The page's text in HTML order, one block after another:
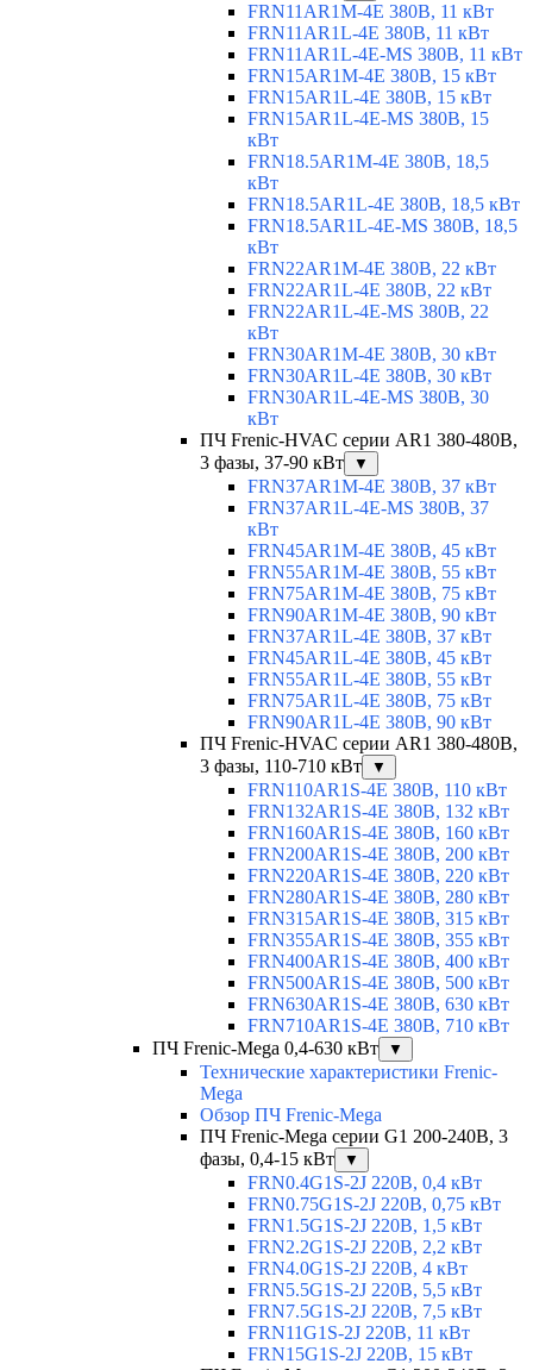
FRN11AR1M-4E 380В, 11 кВт
FRN11AR1L-4E 380В, 11 кВт
FRN11AR1L-4E-MS 380В, 11 кВт
FRN15AR1M-4E 380В, 15 кВт
FRN15AR1L-4E 380В, 15 кВт
FRN15AR1L-4E-MS 380В, 15
кВт
FRN18.5AR1M-4E 380В, 18,5
кВт
FRN18.5AR1L-4E 380В, 18,5 кВт
FRN18.5AR1L-4E-MS 380В, 18,5
кВт
FRN22AR1M-4E 380В, 22 кВт
FRN22AR1L-4E 380В, 22 кВт
FRN22AR1L-4E-MS 380В, 22
кВт
FRN30AR1M-4E 380В, 30 кВт
FRN30AR1L-4E 380В, 30 кВт
FRN30AR1L-4E-MS 380В, 30
кВт
ПЧ Frenic-HVAC серии AR1 380-480В,
3 фазы, 37-90 кВт
▼
FRN37AR1M-4E 380В, 37 кВт
FRN37AR1L-4E-MS 380В, 37
кВт
FRN45AR1M-4E 380В, 45 кВт
FRN55AR1M-4E 380В, 55 кВт
FRN75AR1M-4E 380В, 75 кВт
FRN90AR1M-4E 380В, 90 кВт
FRN37AR1L-4E 380В, 37 кВт
FRN45AR1L-4E 380В, 45 кВт
FRN55AR1L-4E 380В, 55 кВт
FRN75AR1L-4E 380В, 75 кВт
FRN90AR1L-4E 380В, 90 кВт
ПЧ Frenic-HVAC серии AR1 380-480В,
3 фазы, 110-710 кВт
▼
FRN110AR1S-4E 380В, 110 кВт
FRN132AR1S-4E 380В, 132 кВт
FRN160AR1S-4E 380В, 160 кВт
FRN200AR1S-4E 380В, 200 кВт
FRN220AR1S-4E 380В, 220 кВт
FRN280AR1S-4E 380В, 280 кВт
FRN315AR1S-4E 380В, 315 кВт
FRN355AR1S-4E 380В, 355 кВт
FRN400AR1S-4E 380В, 400 кВт
FRN500AR1S-4E 380В, 500 кВт
FRN630AR1S-4E 380В, 630 кВт
FRN710AR1S-4E 380В, 710 кВт
ПЧ Frenic-Mega 0,4-630 кВт
▼
Технические характеристики Frenic-
Mega
Обзор ПЧ Frenic-Mega
ПЧ Frenic-Mega серии G1 200-240В, 3
фазы, 0,4-15 кВт
▼
FRN0.4G1S-2J 220В, 0,4 кВт
FRN0.75G1S-2J 220В, 0,75 кВт
FRN1.5G1S-2J 220В, 1,5 кВт
FRN2.2G1S-2J 220В, 2,2 кВт
FRN4.0G1S-2J 220В, 4 кВт
FRN5.5G1S-2J 220В, 5,5 кВт
FRN7.5G1S-2J 220В, 7,5 кВт
FRN11G1S-2J 220В, 11 кВт
FRN15G1S-2J 220В, 15 кВт